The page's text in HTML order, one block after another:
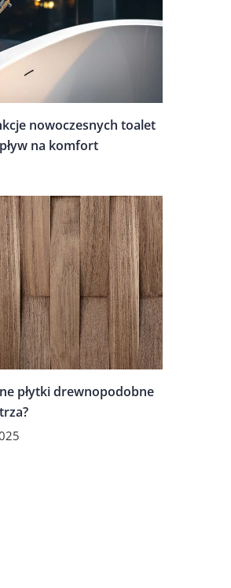
nowoczesnych toalet
na komfort
płytki drewnopodobne